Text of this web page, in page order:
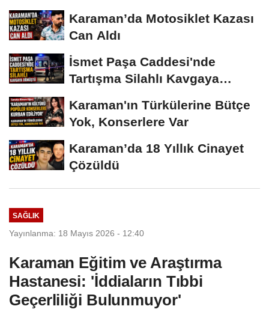
Karaman’da Motosiklet Kazası
Can Aldı
İsmet Paşa Caddesi'nde
Tartışma Silahlı Kavgaya
Karaman'ın Türkülerine Bütçe
Yok, Konserlere Var
Karaman’da 18 Yıllık Cinayet
Çözüldü
SAĞLIK
Yayınlanma: 18 Mayıs 2026 - 12:40
Karaman Eğitim ve Araştırma
Hastanesi: 'İddiaların Tıbbi
Geçerliliği Bulunmuyor'